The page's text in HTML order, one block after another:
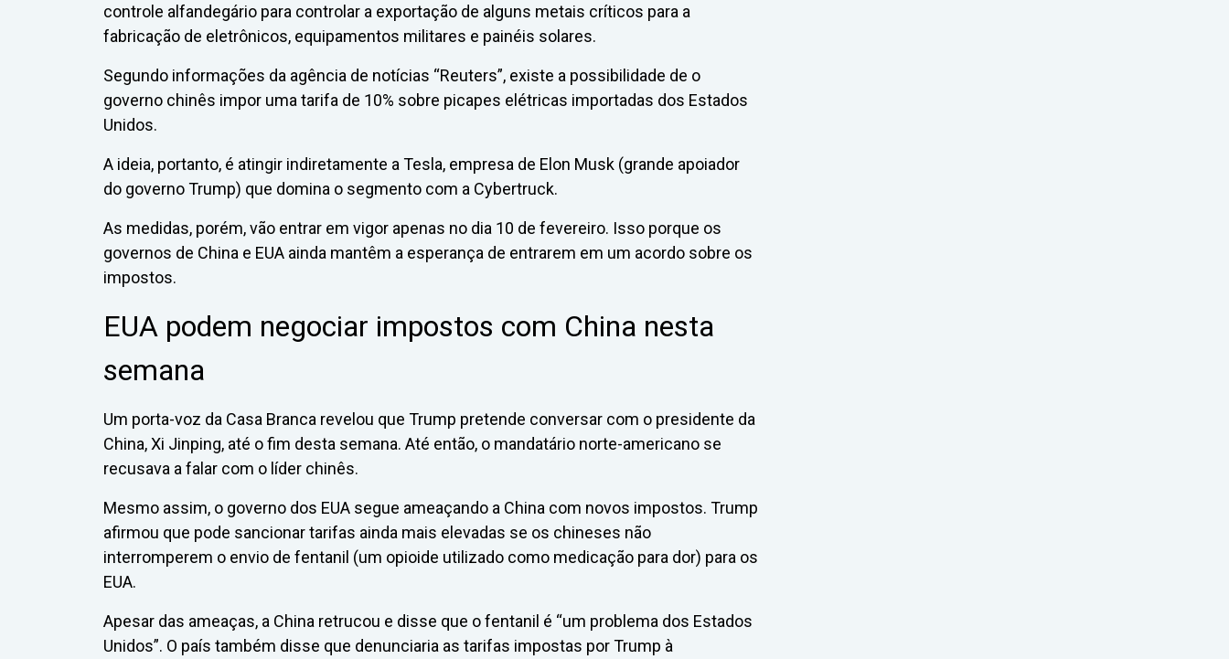
controle alfandegário para controlar a exportação de alguns metais críticos para a
fabricação de eletrônicos, equipamentos militares e painéis solares.
Segundo informações da agência de notícias “Reuters”, existe a possibilidade de o
governo chinês impor uma tarifa de 10% sobre picapes elétricas importadas dos Estados
Unidos.
A ideia, portanto, é atingir indiretamente a Tesla, empresa de Elon Musk (grande apoiador
do governo Trump) que domina o segmento com a Cybertruck.
As medidas, porém, vão entrar em vigor apenas no dia 10 de fevereiro. Isso porque os
governos de China e EUA ainda mantêm a esperança de entrarem em um acordo sobre os
impostos.
EUA podem negociar impostos com China nesta
semana
Um porta-voz da Casa Branca revelou que Trump pretende conversar com o presidente da
China, Xi Jinping, até o fim desta semana. Até então, o mandatário norte-americano se
recusava a falar com o líder chinês.
Mesmo assim, o governo dos EUA segue ameaçando a China com novos impostos. Trump
afirmou que pode sancionar tarifas ainda mais elevadas se os chineses não
interromperem o envio de fentanil (um opioide utilizado como medicação para dor) para os
EUA.
Apesar das ameaças, a China retrucou e disse que o fentanil é “um problema dos Estados
Unidos”. O país também disse que denunciaria as tarifas impostas por Trump à